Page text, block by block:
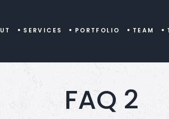
SERVICES PORTFOLIO TEAM
FAQ 2